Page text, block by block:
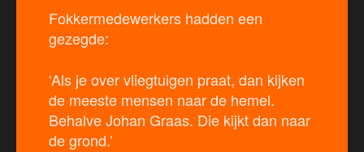
Fokkermedewerkers hadden een
gezegde:
‘Als je over vliegtuigen praat, dan kijken
de meeste mensen naar de hemel.
Behalve Johan Graas. Die kijkt dan naar
de grond.’